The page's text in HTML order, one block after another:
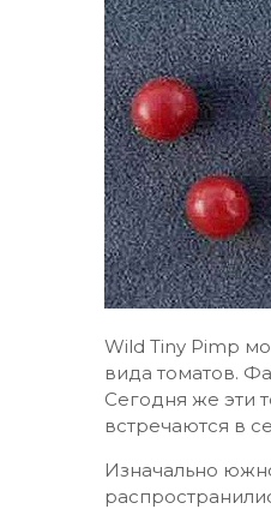
Wild Tiny Pimp
вида томатов.
Сегодня же эти
встречаются в
Изначально